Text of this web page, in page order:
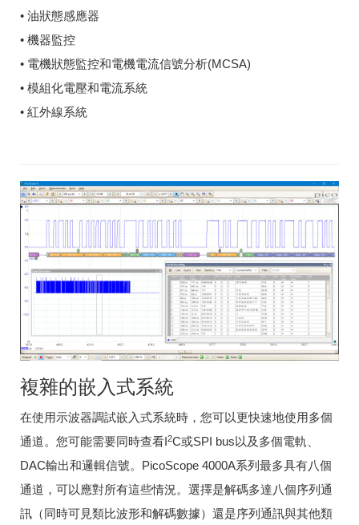
• 油狀態感應器
• 機器監控
• 電機狀態監控和電機電流信號分析(MCSA)
• 模組化電壓和電流系統
• 紅外線系統
複雜的嵌入式系統
在使用示波器調試嵌入式系統時，您可以更快速地使用多個
通道。您可能需要同時查看I2C或SPI bus以及多個電軌、
DAC輸出和邏輯信號。PicoScope 4000A系列最多具有八個
通道，可以應對所有這些情況。選擇是解碼多達八個序列通
訊（同時可見類比波形和解碼數據）還是序列通訊與其他類